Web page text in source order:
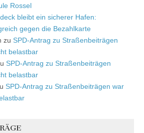
Rossel
bleibt ein sicherer Hafen:
gegen die Bezahlkarte
zu SPD-Antrag zu Straßenbeiträgen
belastbar
SPD-Antrag zu Straßenbeiträgen
belastbar
SPD-Antrag zu Straßenbeiträgen war